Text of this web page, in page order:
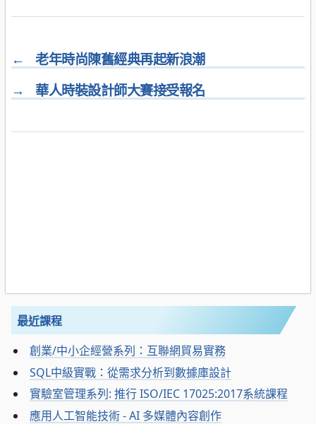
←
老年時尚陳舊經典再起新浪潮
→
華人時裝設計師大賽接受報名
最近課程
創業/中小企經營系列：互聯網貿易實務
SQL中級實戰：從需求分析到數據庫設計
實驗室管理系列: 推行 ISO/IEC 17025:2017系統課程
應用人工智能技術 - AI 多媒體內容創作